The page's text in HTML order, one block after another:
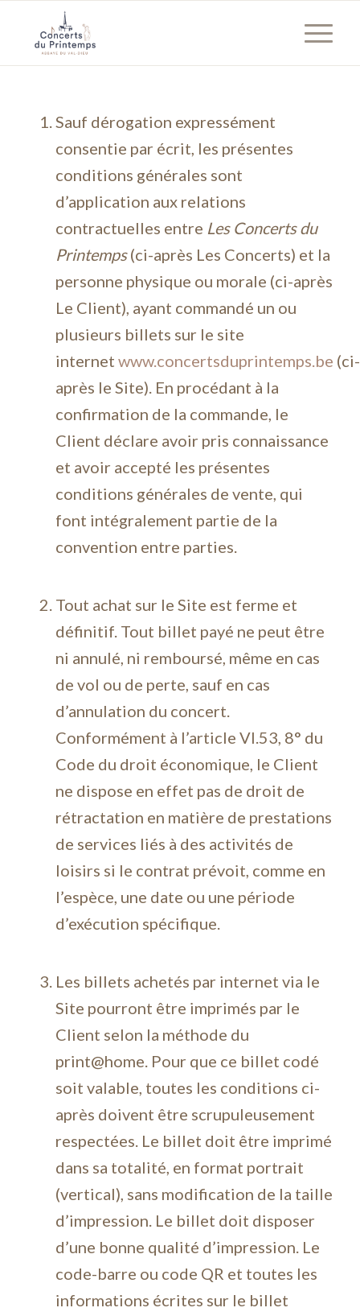
Sauf dérogation expressément
consentie par écrit, les présentes
conditions générales sont
d’application aux relations
contractuelles entre Les Concerts du
Printemps(ci-après Les Concerts) et la
personne physique ou morale (ci-après
Le Client), ayant commandé un ou
plusieurs billets sur le site
internet www.concertsduprintemps.be (ci-
après le Site). En procédant à la
confirmation de la commande, le
Client déclare avoir pris connaissance
et avoir accepté les présentes
conditions générales de vente, qui
font intégralement partie de la
convention entre parties.
Tout achat sur le Site est ferme et
définitif. Tout billet payé ne peut être
ni annulé, ni remboursé, même en cas
de vol ou de perte, sauf en cas
d’annulation du concert.
Conformément à l’article VI.53, 8° du
Code du droit économique, le Client
ne dispose en effet pas de droit de
rétractation en matière de prestations
de services liés à des activités de
loisirs si le contrat prévoit, comme en
l’espèce, une date ou une période
d’exécution spécifique.
Les billets achetés par internet via le
Site pourront être imprimés par le
Client selon la méthode du
print@home. Pour que ce billet codé
soit valable, toutes les conditions ci-
après doivent être scrupuleusement
respectées. Le billet doit être imprimé
dans sa totalité, en format portrait
(vertical), sans modification de la taille
d’impression. Le billet doit disposer
d’une bonne qualité d’impression. Le
code-barre ou code QR et toutes les
informations écrites sur le billet